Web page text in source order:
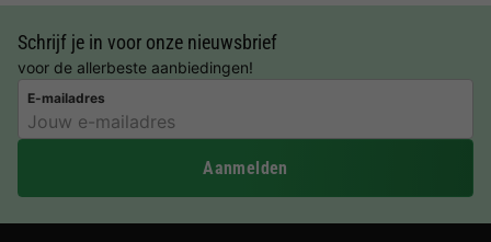
Schrijf je in voor onze nieuwsbrief
voor de allerbeste aanbiedingen!
E-mailadres
Aanmelden